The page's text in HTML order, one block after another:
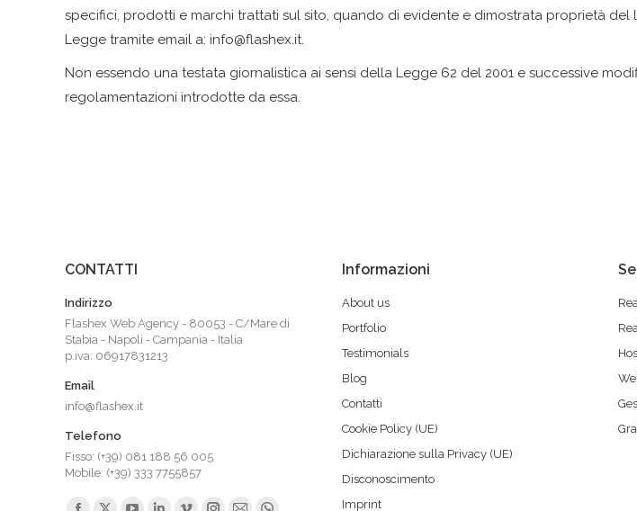
specifici, prodotti e marchi trattati sul sito, quando di evidente e dimostrata proprietà
Legge tramite email a: info@flashex.it.
Non essendo una testata giornalistica ai sensi della Legge 62 del 2001 e successive
regolamentazioni introdotte da essa.
CONTATTI
Indirizzo
Flashex Web Agency - 80053 - C/Mare di
Stabia - Napoli - Campania - Italia
p.iva: 06917831213
Email
info@flashex.it
Telefono
Fisso: (+39) 081 188 56 005
Mobile: (+39) 333 7755857
Ci puoi trovare su:
Informazioni
About us
Portfolio
Testimonials
Blog
Contatti
Cookie Policy (UE)
Dichiarazione sulla Privacy (UE)
Disconoscimento
Imprint